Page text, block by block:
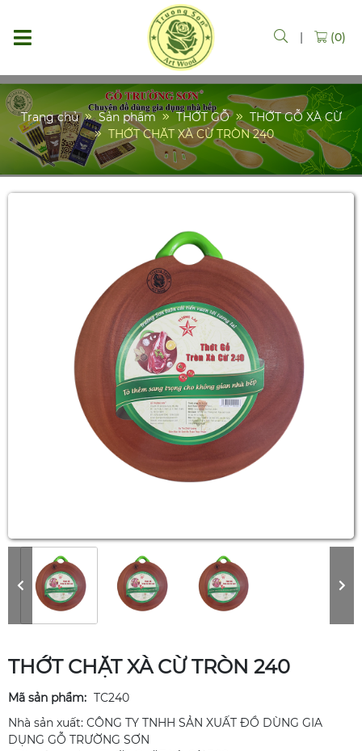
| (0)
Trang chủ Sản phẩm THỚT GỖ
THỚT GỖ XÀ CỪ
THỚT CHẶT XÀ CỪ TRÒN 240
THỚT CHẶT XÀ CỪ TRÒN 240
Mã sản phẩm: TC240
Nhà sản xuất: CÔNG TY TNHH SẢN XUẤT ĐỒ DÙNG GIA
DỤNG GỖ TRƯỜNG SƠN